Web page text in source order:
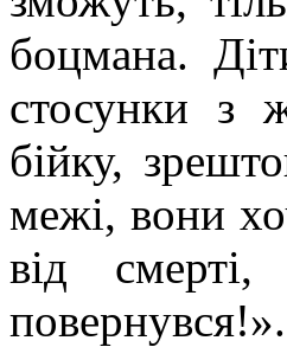
боцмана.
стосунки з
бійку,
межі, вони
від
повернувся!».